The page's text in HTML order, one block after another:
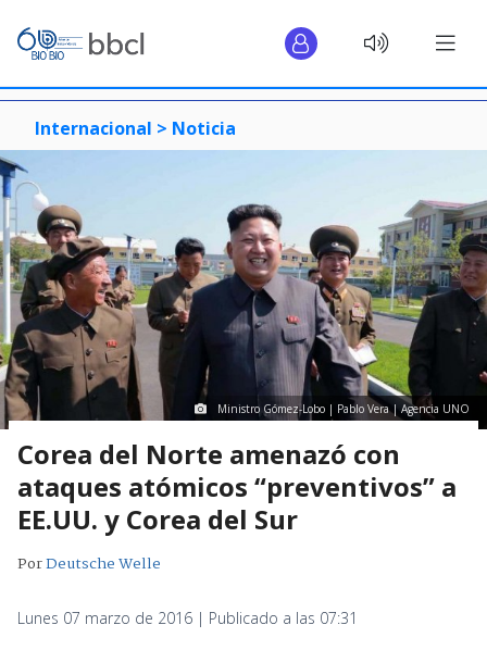
Internacional > Noticia
Ministro Gómez-Lobo | Pablo Vera | Agencia UNO
Corea del Norte amenazó con
ataques atómicos “preventivos” a
EE.UU. y Corea del Sur
PorDeutsche Welle
Lunes 07 marzo de 2016 | Publicado a las 07:31